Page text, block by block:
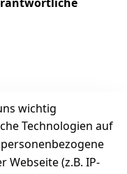
wichtig
Technologien auf
Webseite (z.B. IP-